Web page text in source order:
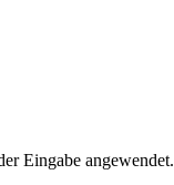
Eingabe angewendet.